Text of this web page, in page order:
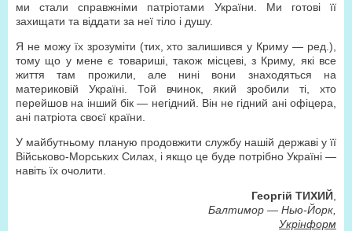
ми стали справжніми патріотами України. Ми готові її
захищати та віддати за неї тіло і душу.
Я не можу їх зрозуміти (тих, хто залишився у Криму — ред.),
тому що у мене є товариші, також місцеві, з Криму, які все
життя там прожили, але нині вони знаходяться на
материковій Україні. Той вчинок, який зробили ті, хто
перейшов на інший бік — негідний. Він не гідний ані офіцера,
ані патріота своєї країни.
У майбутньому планую продовжити службу нашій державі у її
Військово-Морських Силах, і якщо це буде потрібно Україні —
навіть їх очолити.
Георгій ТИХИЙ
Балтимор — Нью-Йорк,
Укрінформ